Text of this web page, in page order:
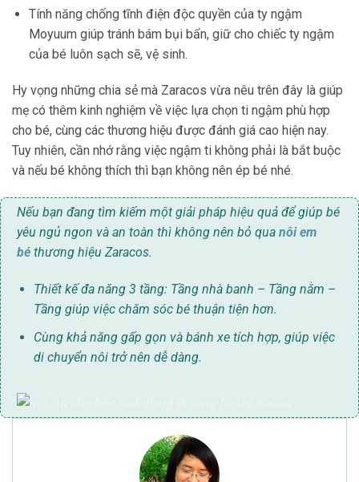
Tính năng chống tĩnh điện độc quyền của ty ngậm
Moyuum giúp tránh bám bụi bẩn, giữ cho chiếc ty ngậm
của bé luôn sạch sẽ, vệ sinh.
Hy vọng những chia sẻ mà Zaracos vừa nêu trên đây là giúp
mẹ có thêm kinh nghiệm về việc lựa chọn ti ngậm phù hợp
cho bé, cùng các thương hiệu được đánh giá cao hiện nay.
Tuy nhiên, cần nhớ rằng việc ngậm ti không phải là bắt buộc
và nếu bé không thích thì bạn không nên ép bé nhé.
Nếu bạn đang tìm kiếm một giải pháp hiệu quả để giúp bé
yêu ngủ ngon và an toàn thì không nên bỏ qua nôi em
bé thương hiệu Zaracos.
Thiết kế đa năng 3 tầng: Tầng nhà banh – Tầng nằm –
Tầng giúp việc chăm sóc bé thuận tiện hơn.
Cùng khả năng gấp gọn và bánh xe tích hợp, giúp việc
di chuyển nôi trở nên dễ dàng.